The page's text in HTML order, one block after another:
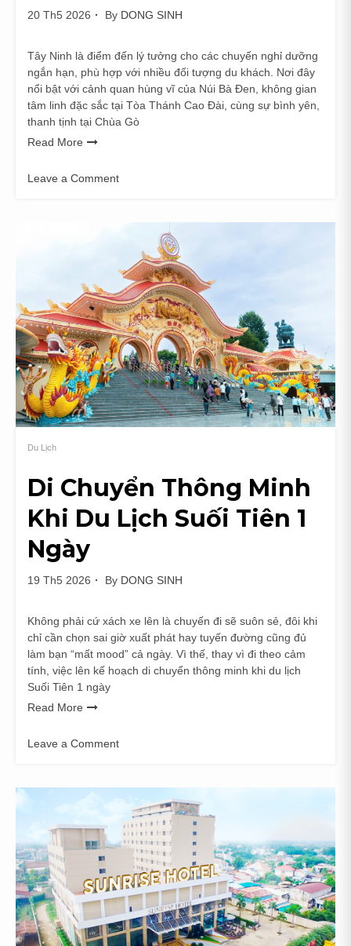
20 Th5 2026 By DONG SINH
Tây Ninh là điểm đến lý tưởng cho các chuyến nghỉ dưỡng
ngắn hạn, phù hợp với nhiều đối tượng du khách. Nơi đây
nổi bật với cảnh quan hùng vĩ của Núi Bà Đen, không gian
tâm linh đặc sắc tại Tòa Thánh Cao Đài, cùng sự bình yên,
thanh tịnh tại Chùa Gò
Read More
Leave a Comment
Vinpearl
Tây
Ninh
Có
Gì?
Du Lịch
Di Chuyển Thông Minh
Khi Du Lịch Suối Tiên 1
Ngày
19 Th5 2026 By DONG SINH
Không phải cứ xách xe lên là chuyến đi sẽ suôn sẻ, đôi khi
chỉ cần chọn sai giờ xuất phát hay tuyến đường cũng đủ
làm bạn “mất mood” cả ngày. Vì thế, thay vì đi theo cảm
tính, việc lên kế hoạch di chuyển thông minh khi du lịch
Suối Tiên 1 ngày
Read More
Leave a Comment
Khi
Du
Lịch
Suối
Tiên
1
Ngày